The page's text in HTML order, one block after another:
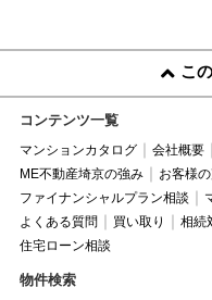
こ
コンテンツ一覧
マンションカタログ 会社概要
ME不動産埼京の強み
お客様
ファイナンシャルプラン相談
よくある質問
買い取り 相続
住宅ローン相談
物件検索